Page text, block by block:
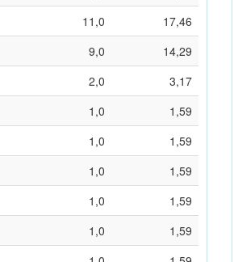
11,0
17,46
9,0
14,29
2,0
3,17
1,0
1,59
1,0
1,59
1,0
1,59
1,0
1,59
1,0
1,59